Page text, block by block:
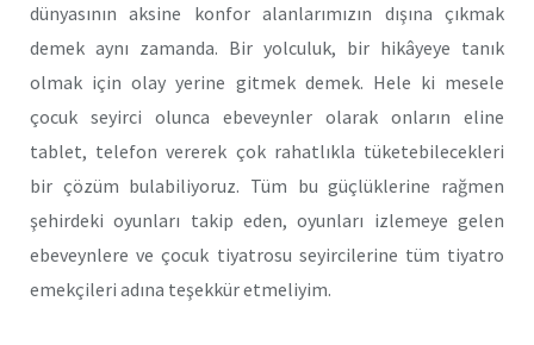
dünyasının aksine konfor alanlarımızın dışına çıkmak
demek aynı zamanda. Bir yolculuk, bir hikâyeye tanık
olmak için olay yerine gitmek demek. Hele ki mesele
çocuk seyirci olunca ebeveynler olarak onların eline
tablet, telefon vererek çok rahatlıkla tüketebilecekleri
bir çözüm bulabiliyoruz. Tüm bu güçlüklerine rağmen
şehirdeki oyunları takip eden, oyunları izlemeye gelen
ebeveynlere ve çocuk tiyatrosu seyircilerine tüm tiyatro
emekçileri adına teşekkür etmeliyim.